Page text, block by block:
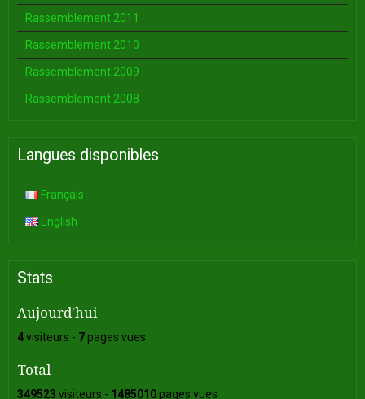
Rassemblement 2011
Rassemblement 2010
Rassemblement 2009
Rassemblement 2008
Langues disponibles
Français
English
Stats
Aujourd'hui
4visiteurs - 7pages vues
Total
349523 visiteurs - 1485010pages vues